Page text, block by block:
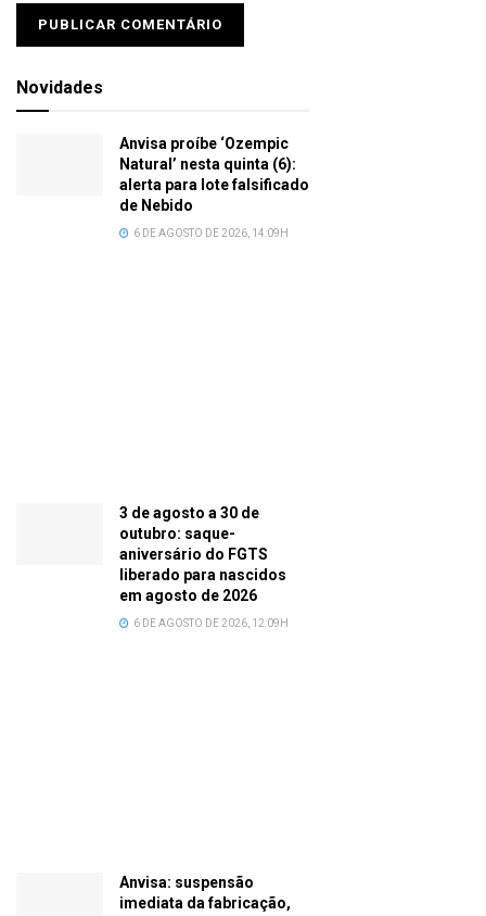
Novidades
Anvisa proíbe ‘Ozempic
Natural’ nesta quinta (6):
alerta para lote falsificado
de Nebido
6 DE AGOSTO DE 2026, 14:09H
3 de agosto a 30 de
outubro: saque-
aniversário do FGTS
liberado para nascidos
em agosto de 2026
6 DE AGOSTO DE 2026, 12:09H
Anvisa: suspensão
imediata da fabricação,